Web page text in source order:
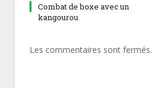
Combat de boxe avec un
kangourou
Les commentaires sont fermés.